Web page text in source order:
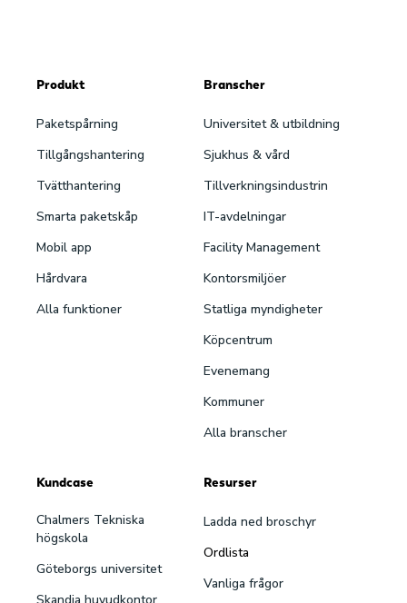
Produkt
Paketspårning
Tillgångshantering
Tvätthantering
Smarta paketskåp
Mobil app
Hårdvara
Alla funktioner
Branscher
Universitet & utbildning
Sjukhus & vård
Tillverkningsindustrin
IT-avdelningar
Facility Management
Kontorsmiljöer
Statliga myndigheter
Köpcentrum
Evenemang
Kommuner
Alla branscher
Kundcase
Chalmers Tekniska
högskola
Göteborgs universitet
Resurser
Ladda ned broschyr
Ordlista
Vanliga frågor